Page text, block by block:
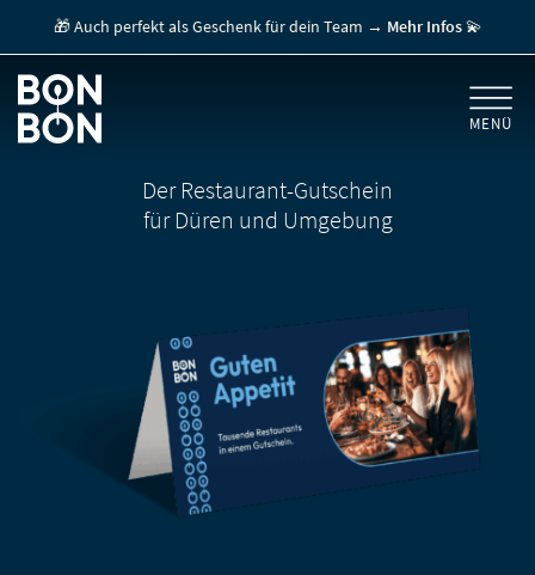
/ MITARBEITERGESCHENK
FÜR GASTRONOMEN
🎁 Auch perfekt als Geschenk für dein Team → Mehr Infos💫
MENÜ
Der Restaurant-Gutschein
für Düren und Umgebung